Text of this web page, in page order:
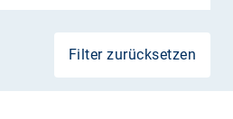
Filter zurücksetzen